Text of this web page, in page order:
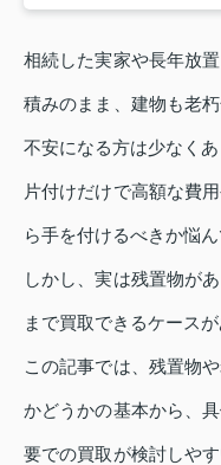
相続した実家や長年放
積みのまま、建物も老
不安になる方は少なくあ
片付けだけで高額な費
ら手を付けるべきか悩
しかし、実は残置物が
まで買取できるケースが
この記事では、残置物
かどうかの基本から、
要での買取が検討しや